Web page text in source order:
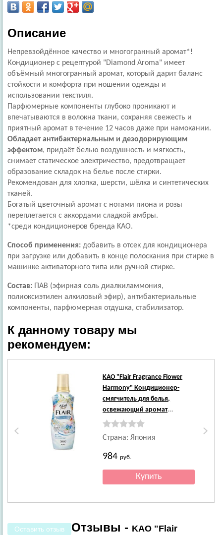
Описание
Непревзойдённое качество и многогранный аромат*!
Кондиционер с рецептурой "Diamond Aroma" имеет
объёмный многогранный аромат, который дарит баланс
стойкости и комфорта при ношении одежды и
использовании текстиля.
Парфюмерные компоненты глубоко проникают и
впечатываются в волокна ткани, сохраняя свежесть и
приятный аромат в течение 12 часов даже при намокании.
Обладает антибактериальным и дезодорирующим
эффектом, придаёт белью воздушность и мягкость,
снимает статическое электричество, предотвращает
образование складок на белье после стирки.
Рекомендован для хлопка, шерсти, шёлка и синтетических
тканей.
Богатый цветочный аромат с нотами пиона и розы
переплетается с аккордами сладкой амбры.
*среди кондиционеров бренда KAO.
Способ применения: добавить в отсек для кондиционера
при загрузке или добавить в конце полоскания при стирке в
машинке активаторного типа или ручной стирке.
Состав: ПАВ (эфирная соль диалкиламмония,
полиоксиэтилен алкиловый эфир), антибактериальные
компоненты, парфюмерная отдушка, стабилизатор.
К данному товару мы
рекомендуем:
KAO"Flair Fragrance Flower
Harmony" Кондиционер-
смягчитель для белья,
освежающий аромат
цветочного букета, 520 мл.
Страна: Япония
984руб.
Оставить отзыв Отзывы - KAO "Flair